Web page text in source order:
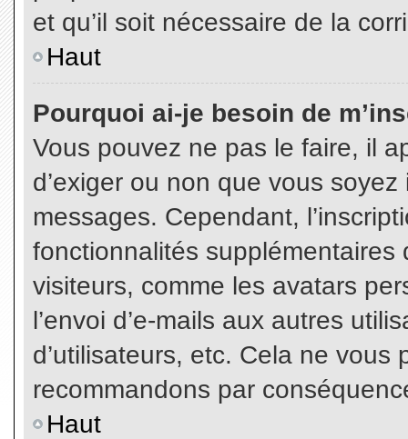
et qu’il soit nécessaire de la
Haut
Pourquoi ai-je besoin de
Vous pouvez ne pas le faire, il
d’exiger ou non que vous
messages. Cependant,
fonctionnalités
visiteurs, comme les avatars
l’envoi d’e-mails aux autres
d’utilisateurs, etc. Cela ne vous
recommandons par
Haut